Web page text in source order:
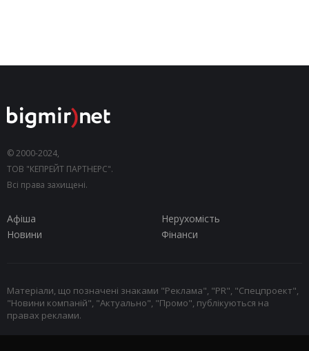
© 2000-2024,
ТОВ "КЕПРЕЙТ ПАРТНЕРС".
Всі права захищені.
Афіша
Нерухомість
Новини
Фінанси
Матеріали, що позначені знаками "Реклама", "PR", "Спецпроект",
"Новини компаній", "Актуально", "Промо", публікуються на
правах реклами.